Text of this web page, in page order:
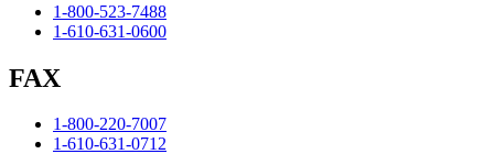
1-800-523-7488
1-610-631-0600
FAX
1-800-220-7007
1-610-631-0712